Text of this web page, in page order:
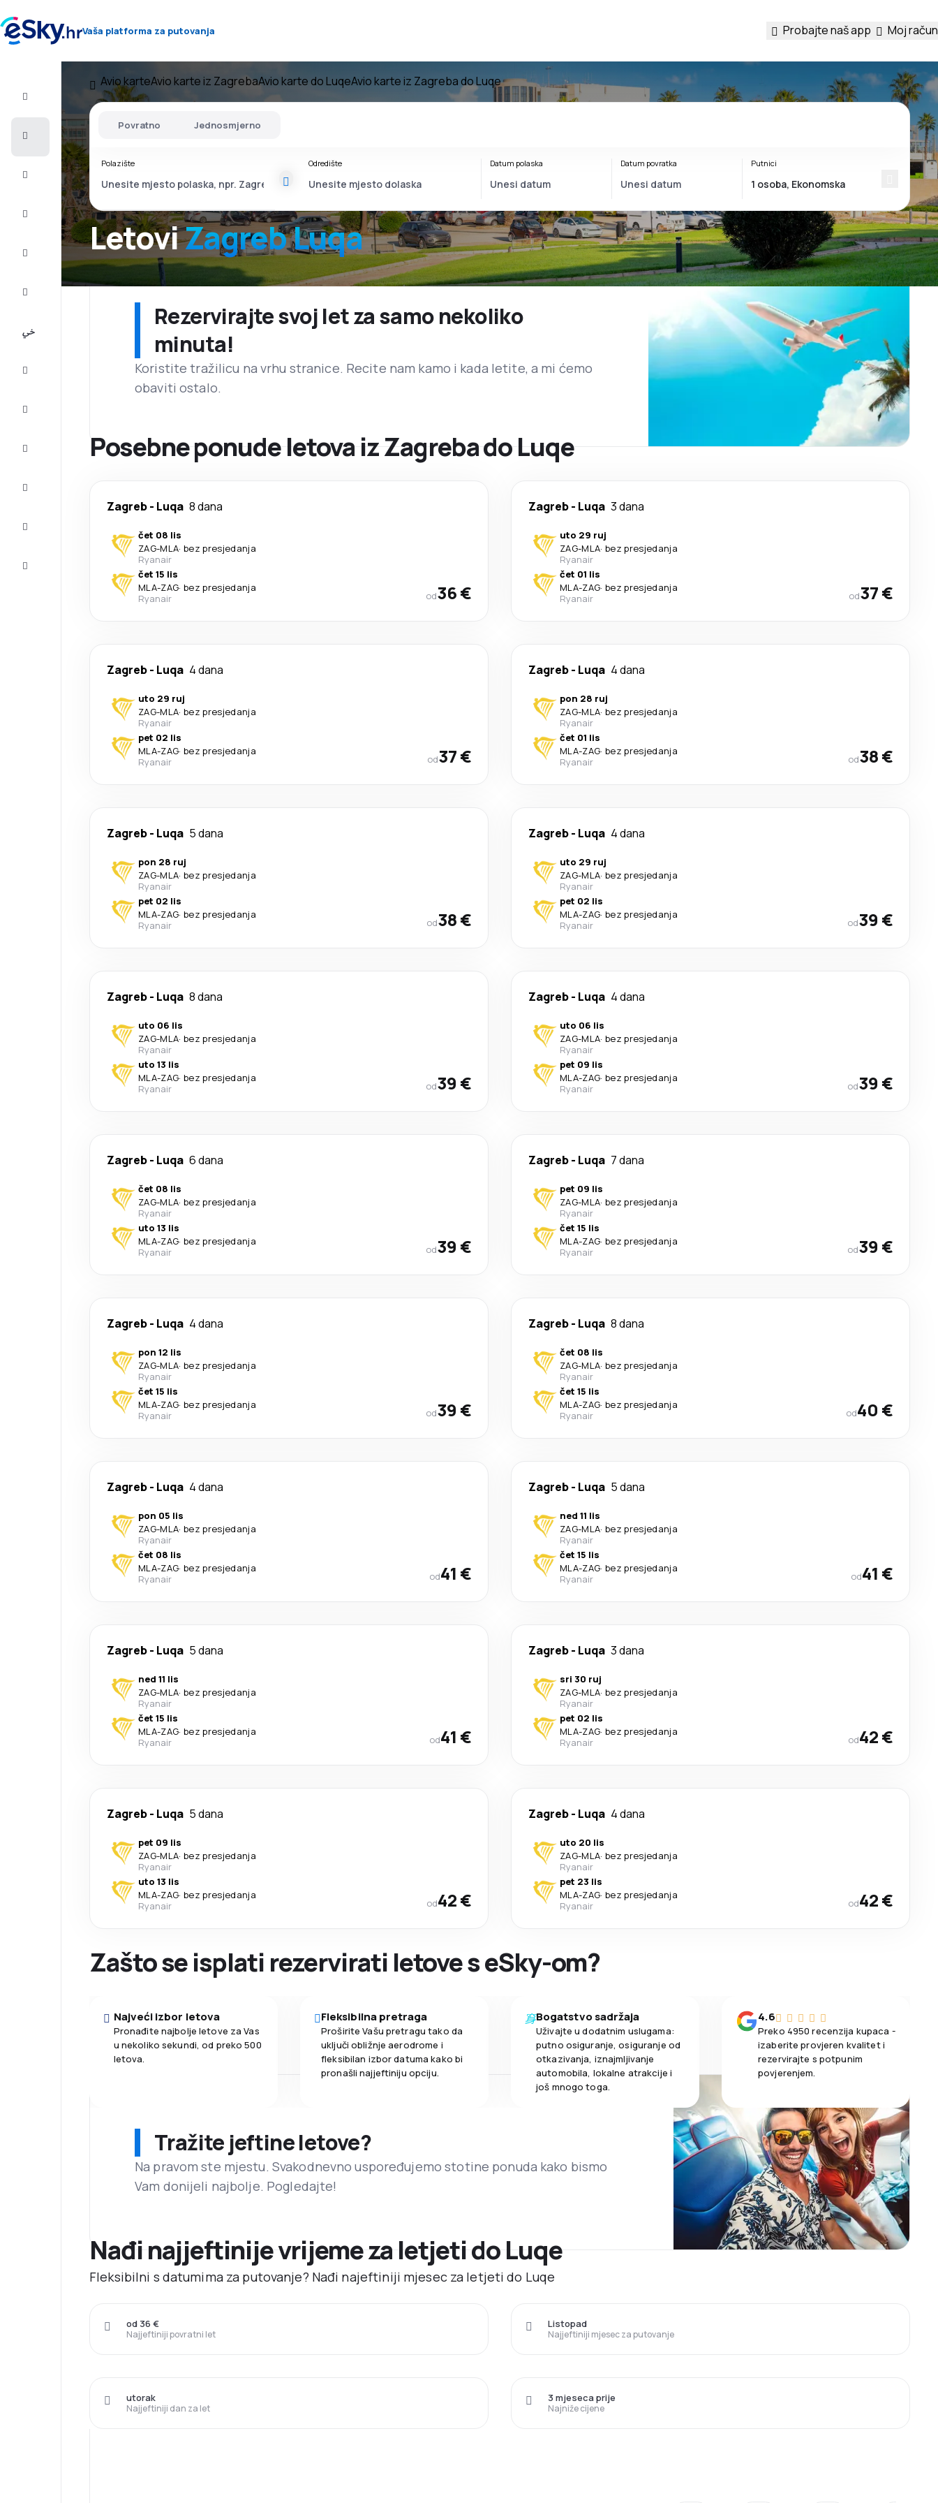
Vaša platforma za putovanja Probajte naš app Moj račun
Ljetovanje
2026/27
Avio karteAvio karte iz ZagrebaAvio karte do LuqeAvio karte iz Zagreba do Luqe
LetoviZagreb Luqa
Povratno Jednosmjerno
Polazište Odredište Datum polaska Datum povratka Putnici
Rezervirajte svoj let za samo nekoliko
minuta!
Koristite tražilicu na vrhu stranice. Recite nam kamo i kada letite, a mi ćemo
obaviti ostalo.
Posebne ponude letova iz Zagreba do Luqe
Zagreb- Luqa 8 dana
čet 08 lis
ZAG-MLA· bez presjedanja
Ryanair
čet 15 lis
MLA-ZAG· bez presjedanja
Ryanair
od36 €
Zagreb- Luqa 3 dana
uto 29 ruj
ZAG-MLA· bez presjedanja
Ryanair
čet 01 lis
MLA-ZAG· bez presjedanja
Ryanair
od37 €
Zagreb- Luqa 4 dana
uto 29 ruj
ZAG-MLA· bez presjedanja
Ryanair
pet 02 lis
MLA-ZAG· bez presjedanja
Ryanair
od37 €
Zagreb- Luqa 4 dana
pon 28 ruj
ZAG-MLA· bez presjedanja
Ryanair
čet 01 lis
MLA-ZAG· bez presjedanja
Ryanair
od38 €
Zagreb- Luqa 5 dana
pon 28 ruj
ZAG-MLA· bez presjedanja
Ryanair
pet 02 lis
MLA-ZAG· bez presjedanja
Ryanair
od38 €
Zagreb- Luqa 4 dana
uto 29 ruj
ZAG-MLA· bez presjedanja
Ryanair
pet 02 lis
MLA-ZAG· bez presjedanja
Ryanair
od39 €
Zagreb- Luqa 8 dana
uto 06 lis
ZAG-MLA· bez presjedanja
Ryanair
uto 13 lis
MLA-ZAG· bez presjedanja
Ryanair
od39 €
Zagreb- Luqa 4 dana
uto 06 lis
ZAG-MLA· bez presjedanja
Ryanair
pet 09 lis
MLA-ZAG· bez presjedanja
Ryanair
od39 €
Zagreb- Luqa 6 dana
čet 08 lis
ZAG-MLA· bez presjedanja
Ryanair
uto 13 lis
MLA-ZAG· bez presjedanja
Ryanair
od39 €
Zagreb- Luqa 7 dana
pet 09 lis
ZAG-MLA· bez presjedanja
Ryanair
čet 15 lis
MLA-ZAG· bez presjedanja
Ryanair
od39 €
Zagreb- Luqa 4 dana
pon 12 lis
ZAG-MLA· bez presjedanja
Ryanair
čet 15 lis
MLA-ZAG· bez presjedanja
Ryanair
od39 €
Zagreb- Luqa 8 dana
čet 08 lis
ZAG-MLA· bez presjedanja
Ryanair
čet 15 lis
MLA-ZAG· bez presjedanja
Ryanair
od40 €
Zagreb- Luqa 4 dana
pon 05 lis
ZAG-MLA· bez presjedanja
Ryanair
čet 08 lis
MLA-ZAG· bez presjedanja
Ryanair
od41 €
Zagreb- Luqa 5 dana
ned 11 lis
ZAG-MLA· bez presjedanja
Ryanair
čet 15 lis
MLA-ZAG· bez presjedanja
Ryanair
od41 €
Zagreb- Luqa 5 dana
ned 11 lis
ZAG-MLA· bez presjedanja
Ryanair
čet 15 lis
MLA-ZAG· bez presjedanja
Ryanair
od41 €
Zagreb- Luqa 3 dana
sri 30 ruj
ZAG-MLA· bez presjedanja
Ryanair
pet 02 lis
MLA-ZAG· bez presjedanja
Ryanair
od42 €
Zagreb- Luqa 5 dana
pet 09 lis
ZAG-MLA· bez presjedanja
Ryanair
uto 13 lis
MLA-ZAG· bez presjedanja
Ryanair
od42 €
Zagreb- Luqa 4 dana
uto 20 lis
ZAG-MLA· bez presjedanja
Ryanair
pet 23 lis
MLA-ZAG· bez presjedanja
Ryanair
od42 €
Zašto se isplati rezervirati letove s eSky-om?
Najveći izbor letova
Pronađite najbolje letove za Vas
u nekoliko sekundi, od preko 500
letova.
Fleksibilna pretraga
Proširite Vašu pretragu tako da
uključi obližnje aerodrome i
fleksibilan izbor datuma kako bi
pronašli najjeftiniju opciju.
Bogatstvo sadržaja
Uživajte u dodatnim uslugama:
putno osiguranje, osiguranje od
otkazivanja, iznajmljivanje
automobila, lokalne atrakcije i
još mnogo toga.
4.6
Preko 4950 recenzija kupaca -
izaberite provjeren kvalitet i
rezervirajte s potpunim
povjerenjem.
Tražite jeftine letove?
Na pravom ste mjestu. Svakodnevno uspoređujemo stotine ponuda kako bismo
Vam donijeli najbolje. Pogledajte!
Nađi najjeftinije vrijeme za letjeti do Luqe
Fleksibilni s datumima za putovanje? Nađi najeftiniji mjesec za letjeti do Luqe
Najjeftiniji povratni let
od 36 €
Najjeftiniji mjesec za putovanje
Listopad
Najjeftiniji dan za let
utorak
Najniže cijene
3 mjeseca prije